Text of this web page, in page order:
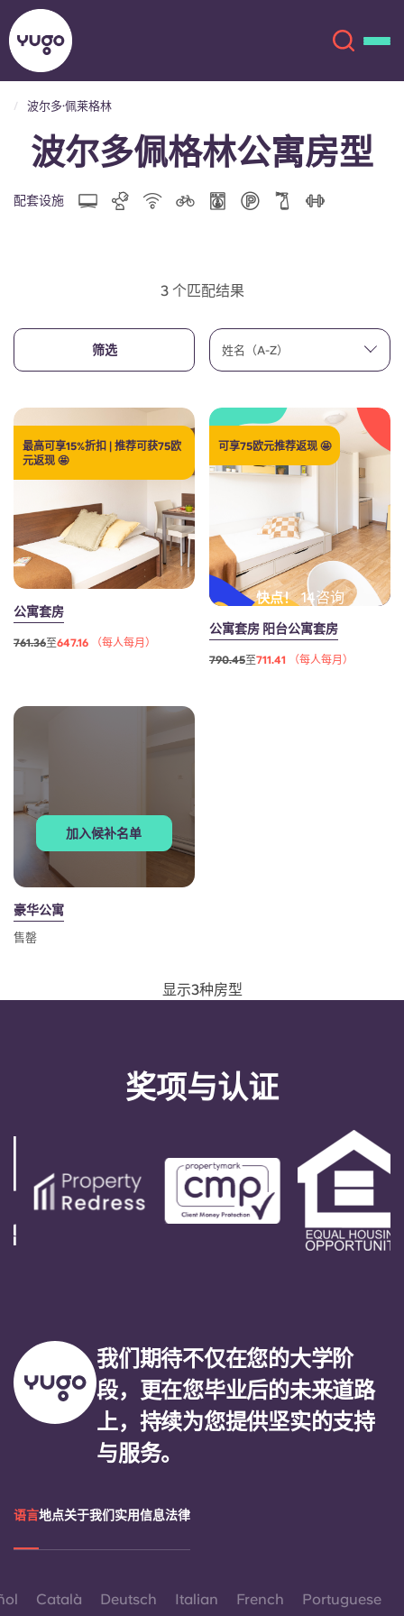
关于我们
地点
账户 语言
English (GB)
English (US)
Chinese
Español
Deutsch
Italian
Portuguese
选择一个国家
选择一个城市
登录
立即预订
English (GB)
English (US)
波尔多·佩莱格林
波尔多佩格林公寓房型
配套设施
3 个匹配结果
筛选 姓名（A-Z）
最高可享15%折扣 | 推荐可获75欧
元返现 🤩
公寓套房
761.36至647.16 （每人每月）
可享75欧元推荐返现 🤩
快点！ 14咨询
公寓套房 阳台公寓套房
790.45至711.41 （每人每月）
加入候补名单
豪华公寓
售罄
显示3种房型
奖项与认证
我们期待不仅在您的大学阶
段，更在您毕业后的未来道路
上，持续为您提供坚实的支持
与服务。
语言地点关于我们实用信息法律
Català Deutsch Italian French Portuguese